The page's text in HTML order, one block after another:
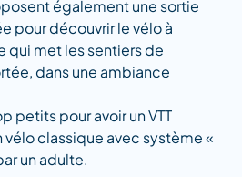
également une sortie
pour découvrir le vélo à
qui met les sentiers de
dans une ambiance
petits pour avoir un VTT
classique avec système «
un adulte.